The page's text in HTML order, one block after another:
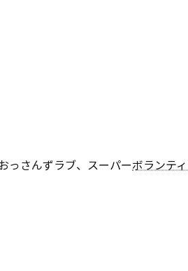
っさんずラブ、スーパーボランテ